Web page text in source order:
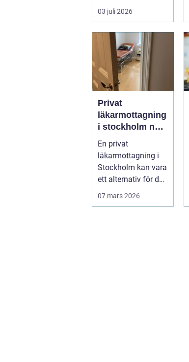
hårt eller sover
dåligt. Axl...
03 juli 2026
Privat
läkarmottagning
i stockholm när
personlig vård
och
specialistkunsk
ap är viktig
En privat
läkarmottagning i
Stockholm kan vara
ett alternativ för den
07 mars 2026